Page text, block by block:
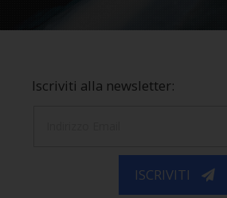
Iscriviti alla newsletter:
ISCRIVITI